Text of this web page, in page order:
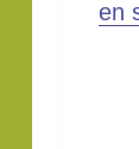
en